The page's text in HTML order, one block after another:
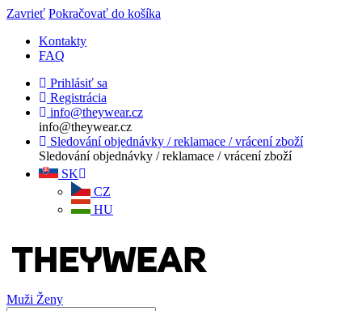
Zavrieť Pokračovať do košíka
Kontakty
FAQ
Prihlásiť sa
Registrácia
info@theywear.cz
info@theywear.cz
Sledování objednávky / reklamace / vrácení zboží
Sledování objednávky / reklamace / vrácení zboží
SK
CZ
HU
Muži Ženy